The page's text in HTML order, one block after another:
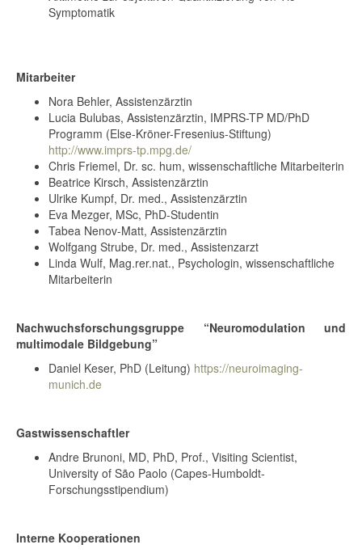
Symptomatik
Mitarbeiter
Nora Behler, Assistenzärztin
Lucia Bulubas, Assistenzärztin, IMPRS-TP MD/PhD
Programm (Else-Kröner-Fresenius-Stiftung)
http://www.imprs-tp.mpg.de/
Chris Friemel, Dr. sc. hum, wissenschaftliche Mitarbeiterin
Beatrice Kirsch, Assistenzärztin
Ulrike Kumpf, Dr. med., Assistenzärztin
Eva Mezger, MSc, PhD-Studentin
Tabea Nenov-Matt, Assistenzärztin
Wolfgang Strube, Dr. med., Assistenzarzt
Linda Wulf, Mag.rer.nat., Psychologin, wissenschaftliche
Mitarbeiterin
Nachwuchsforschungsgruppe “Neuromodulation und
multimodale Bildgebung”
Daniel Keser, PhD (Leitung) https://neuroimaging-
munich.de
Gastwissenschaftler
Andre Brunoni, MD, PhD, Prof., Visiting Scientist,
University of São Paolo (Capes-Humboldt-
Forschungsstipendium)
Interne Kooperationen